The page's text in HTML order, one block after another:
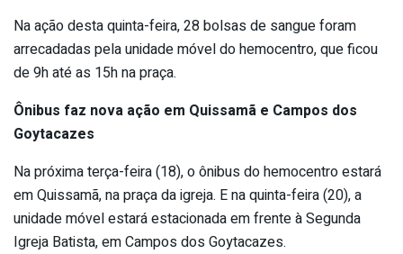
Na ação desta quinta-feira, 28 bolsas de sangue foram
arrecadadas pela unidade móvel do hemocentro, que ficou
de 9h até as 15h na praça.
Ônibus faz nova ação em Quissamã e Campos dos
Goytacazes
Na próxima terça-feira (18), o ônibus do hemocentro estará
em Quissamã, na praça da igreja. E na quinta-feira (20), a
unidade móvel estará estacionada em frente à Segunda
Igreja Batista, em Campos dos Goytacazes.